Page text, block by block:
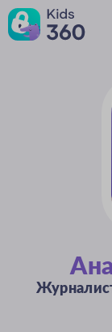
Полезное